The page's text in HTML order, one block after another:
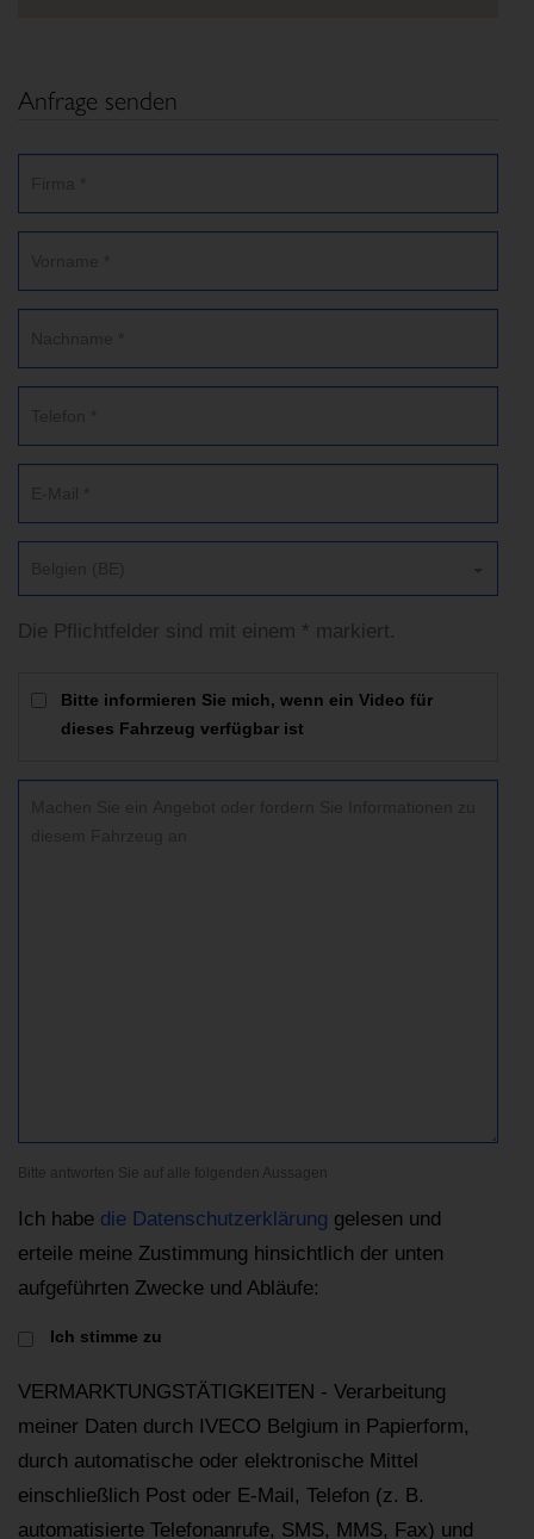
Anfrage senden
Die Pflichtfelder sind mit einem * markiert.
Bitte informieren Sie mich, wenn ein Video für
dieses Fahrzeug verfügbar ist
Bitte antworten Sie auf alle folgenden Aussagen
Ich habe die Datenschutzerklärung gelesen und
erteile meine Zustimmung hinsichtlich der unten
aufgeführten Zwecke und Abläufe:
Ich stimme zu
VERMARKTUNGSTÄTIGKEITEN - Verarbeitung
meiner Daten durch IVECO Belgium in Papierform,
durch automatische oder elektronische Mittel
einschließlich Post oder E-Mail, Telefon (z. B.
automatisierte Telefonanrufe, SMS, MMS, Fax) und